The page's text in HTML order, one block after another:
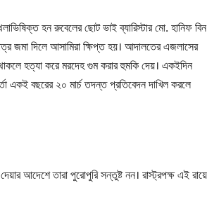
হন রুবেলের ছোট ভাই ব্যারিস্টার মো. হানিফ বিন
জমা দিলে আসামিরা ক্ষিপ্ত হয়। আদালতের এজলাসের
থাকলে হত্যা করে মরদেহ গুম করার হুমকি দেয়। একইদিন
একই বছরের ২০ মার্চ তদন্ত প্রতিবেদন দাখিল করলে
আদেশে তারা পুরোপুরি সন্তুষ্ট নন। রাস্ট্রপক্ষ এই